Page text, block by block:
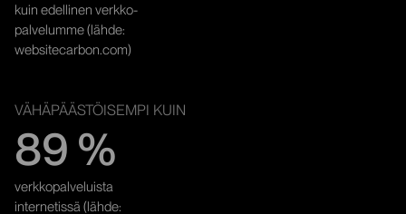
kuin edellinen verkko­
palvelumme (lähde:
websitecarbon.com)
VÄHÄPÄÄSTÖISEMPI KUIN
89 %
verkkopalveluista
internetissä (lähde: